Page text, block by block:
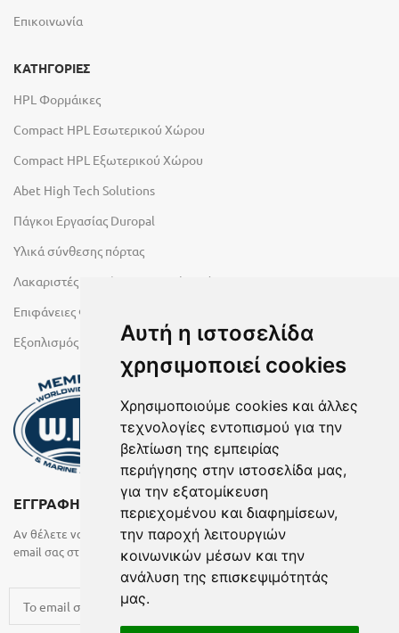
Αυτή η ιστοσελίδα
χρησιμοποιεί cookies
Χρησιμοποιούμε cookies και άλλες
τεχνολογίες εντοπισμού για την
βελτίωση της εμπειρίας
περιήγησης στην ιστοσελίδα μας,
για την εξατομίκευση
περιεχομένου και διαφημίσεων,
την παροχή λειτουργιών
κοινωνικών μέσων και την
ανάλυση της επισκεψιμότητάς
μας.
Επικοινωνία
ΚΑΤΗΓΟΡΙΕΣ
HPL Φορμάικες
Compact HPL Εσωτερικού Χώρου
Compact HPL Εξωτερικού Χώρου
Abet High Tech Solutions
Πάγκοι Εργασίας Duropal
Υλικά σύνθεσης πόρτας
Λακαριστές επιφάνειες Primeboard
Επιφάνειες Φυσικών Πετρωμάτων
Εξοπλισμός Υγρών Χώρων
ΕΓΓΡΑΦΗ ΣΤΟ NEWSLETTER
Αν θέλετε να λαμβάνετε ενημερωτικά email συμπληρώστε το
email σας στην παρακάτω φόρμα